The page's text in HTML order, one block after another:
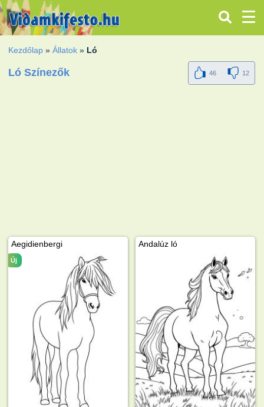
Kezdőlap »Állatok » Ló
Ló Színezők 46 12
Aegidienbergi
Új
Andalúz ló